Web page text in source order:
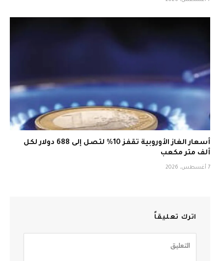
أسعار الغاز الأوروبية تقفز 10% لتصل إلى 688 دولار لكل
ألف متر مكعب
7 أغسطس، 2026
اترك تعليقاً